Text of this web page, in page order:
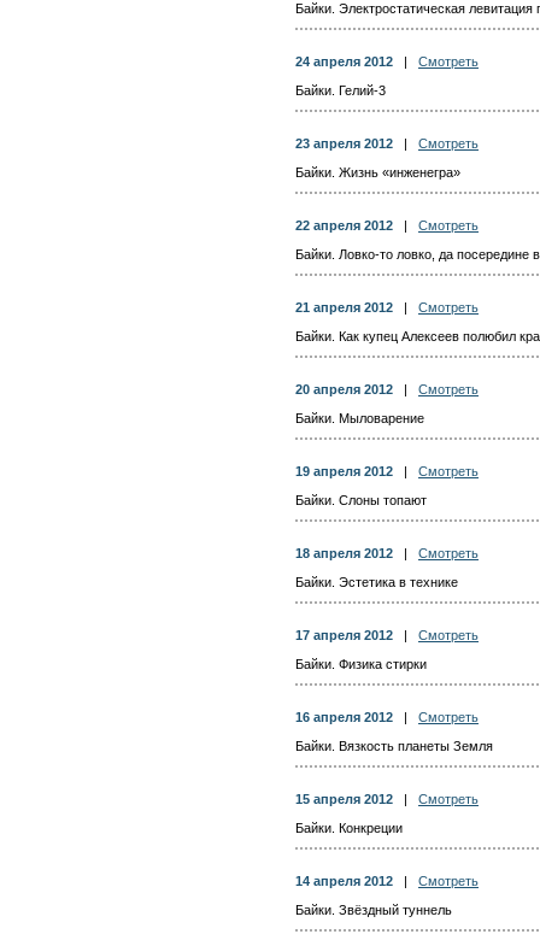
Байки. Электростатическая
24 апреля 2012
Смотреть
Байки. Гелий-3
23 апреля 2012
Смотреть
Байки. Жизнь «инженегра»
22 апреля 2012
Смотреть
Байки. Ловко-то ловко, да посередине
21 апреля 2012
Смотреть
Байки. Как купец Алексеев полюбил
20 апреля 2012
Смотреть
Байки. Мыловарение
19 апреля 2012
Смотреть
Байки. Слоны топают
18 апреля 2012
Смотреть
Байки. Эстетика в технике
17 апреля 2012
Смотреть
Байки. Физика стирки
16 апреля 2012
Смотреть
Байки. Вязкость планеты Земля
15 апреля 2012
Смотреть
Байки. Конкреции
14 апреля 2012
Смотреть
Байки. Звёздный туннель